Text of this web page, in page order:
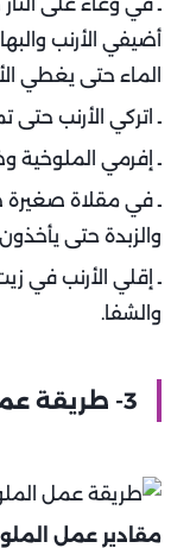
الماء حتى يغطي
ـ اتركي الأرنب حتى
ـ إفرمي الملوخية
ـ في مقلاة صغيرة
والزبدة حتى
ـ إقلي الأرنب في
والشفا.
3- طريقة عمل الملوخية بالجمبري:
مقادير عمل